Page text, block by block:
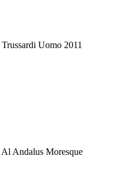
Trussardi Uomo 2011
Al Andalus Moresque